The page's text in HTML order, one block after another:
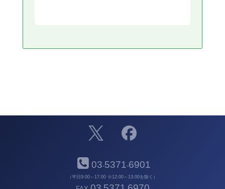
03-5371-6901
（平日9:00～17:00 ※12:00～13:00を除く）